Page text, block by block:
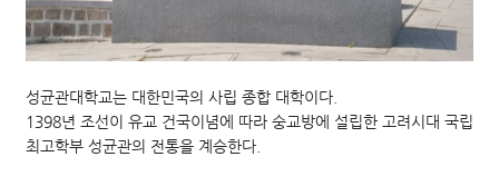
성균관대학교는 대한민국의 사립 종합 대학이다.
1398년 조선이 유교 건국이념에 따라 숭교방에 설립한 고려시대 국립
최고학부 성균관의 전통을 계승한다.